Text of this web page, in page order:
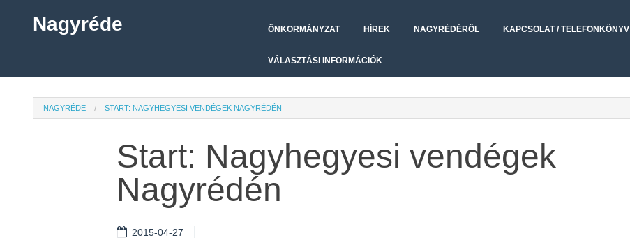
Nagyréde ÖNKORMÁNYZAT HÍREK NAGYRÉDÉRŐL KAPCSOLAT / TELEFONKÖNYV
VÁLASZTÁSI INFORMÁCIÓK
NAGYRÉDE START: NAGYHEGYESI VENDÉGEK NAGYRÉDÉN
Start: Nagyhegyesi vendégek
Nagyrédén
2015-04-27